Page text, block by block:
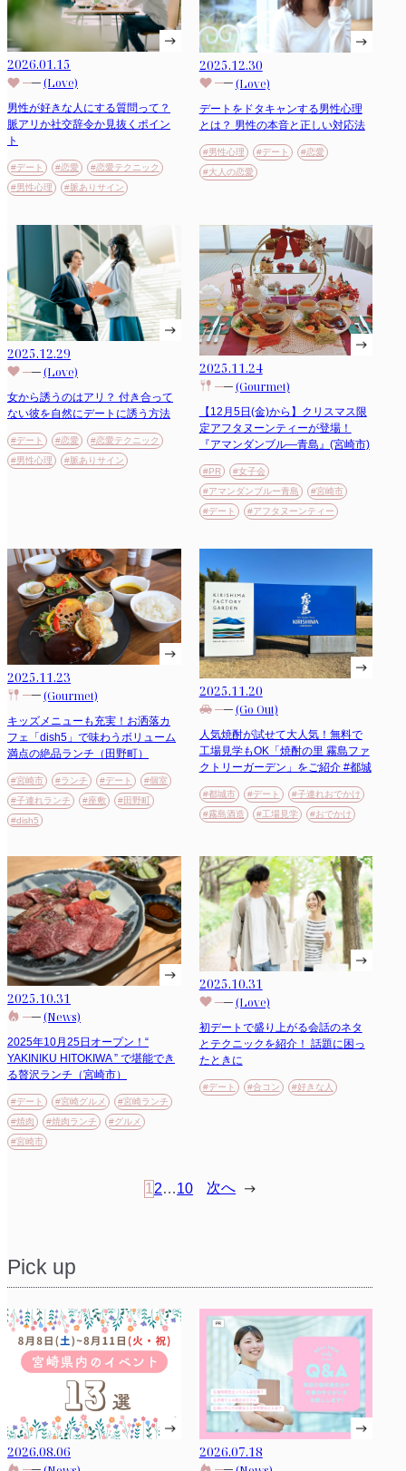
2026.01.15
(Love)
男性が好きな人にする質問って？
脈アリか社交辞令か見抜くポイン
ト
#デート #恋愛
#恋愛テクニック
#男性心理
#脈ありサイン
2025.12.30
(Love)
デートをドタキャンする男性心理
とは？ 男性の本音と正しい対応法
#男性心理 #デート
#恋愛
#大人の恋愛
2025.12.29
(Love)
女から誘うのはアリ？ 付き合って
ない彼を自然にデートに誘う方法
#デート #恋愛
#恋愛テクニック
#男性心理
#脈ありサイン
2025.11.24
(Gourmet)
【12月5日(金)から】クリスマス限
定アフタヌーンティーが登場！
『アマンダンブル―青島』(宮崎市)
#PR
#女子会
#アマンダンブルー青島
#宮崎市
#デート
#アフタヌーンティー
2025.11.23
(Gourmet)
キッズメニューも充実！お洒落カ
フェ「dish5」で味わうボリューム
満点の絶品ランチ（田野町）
#宮崎市 #ランチ #デート
#個室
#子連れランチ
#座敷
#田野町
#dish5
2025.11.20
(Go Out)
人気焼酎が試せて大人気！無料で
工場見学もOK「焼酎の里 霧島ファ
クトリーガーデン」をご紹介 #都城
#都城市 #デート
#子連れおでかけ
#霧島酒造
#工場見学 #おでかけ
2025.10.31
(News)
2025年10月25日オープン！“
YAKINIKU HITOKIWA ” で堪能でき
る贅沢ランチ（宮崎市）
#デート #宮崎グルメ
#宮崎ランチ
#焼肉
#焼肉ランチ
#グルメ
#宮崎市
2025.10.31
(Love)
初デートで盛り上がる会話のネタ
とテクニックを紹介！ 話題に困っ
たときに
#デート #合コン #好きな人
1 2…10 次へ
Pick up
2026.08.06 2026.07.18